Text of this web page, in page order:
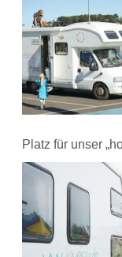
Platz für unser